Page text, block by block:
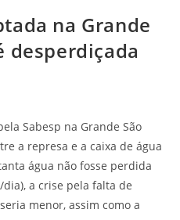
na Grande
desperdiçada
Sabesp na Grande São
a represa e a caixa de água
água não fosse perdida
a crise pela falta de
menor, assim como a